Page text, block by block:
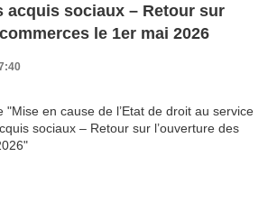
acquis sociaux – Retour sur
le 1er mai 2026